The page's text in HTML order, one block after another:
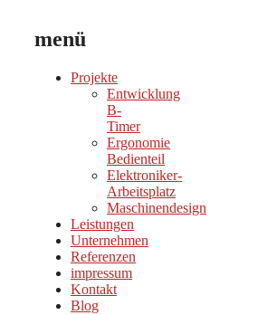
menü
Projekte
Entwicklung
B-
Timer
Ergonomie
Bedienteil
Elektroniker-
Arbeitsplatz
Maschinendesign
Leistungen
Unternehmen
Referenzen
impressum
Kontakt
Blog